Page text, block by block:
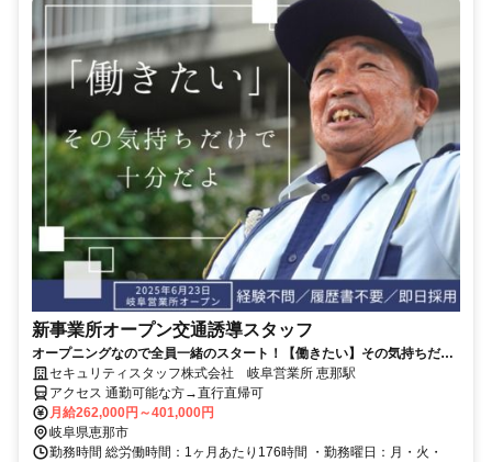
新事業所オープン交通誘導スタッフ
オープニングなので全員一緒のスタート！【働きたい】その気持ちだけ
で十分！
セキュリティスタッフ株式会社 岐阜営業所 恵那駅
アクセス 通勤可能な方→直行直帰可
月給262,000円～401,000円
岐阜県恵那市
勤務時間 総労働時間：1ヶ月あたり176時間 ・勤務曜日：月・火・